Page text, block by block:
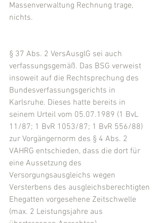
Massenverwaltung Rechnung trage,
nichts.
§ 37 Abs. 2 VersAusglG sei auch
verfassungsgemäß. Das BSG verweist
insoweit auf die Rechtsprechung des
Bundesverfassungsgerichts in
Karlsruhe. Dieses hatte bereits in
seinem Urteil vom 05.07.1989 (1 BvL
11/87; 1 BvR 1053/87; 1 BvR 556/88)
zur Vorgängernorm des § 4 Abs. 2
VAHRG entschieden, dass die dort für
eine Aussetzung des
Versorgungsausgleichs wegen
Versterbens des ausgleichsberechtigten
Ehegatten vorgesehene Zeitschwelle
(max. 2 Leistungsjahre aus